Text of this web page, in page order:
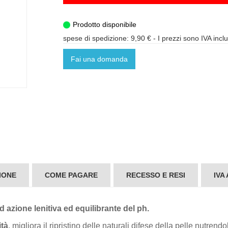
Prodotto disponibile
spese di spedizione: 9,90 € - I prezzi sono IVA
Fai una domanda
COME PAGARE RECESSO E RESI IVA
azione lenitiva ed equilibrante del ph.
, migliora il ripristino delle naturali difese della pelle